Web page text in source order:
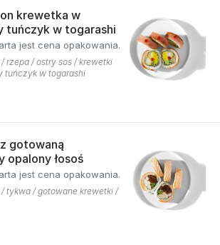
krewetka w
tuńczyk w togarashi
jest cena opakowania.
/ rzepa / ostry sos / krewetki
tuńczyk w togarashi
gotowaną
opalony łosoś
jest cena opakowania.
/ tykwa / gotowane krewetki /